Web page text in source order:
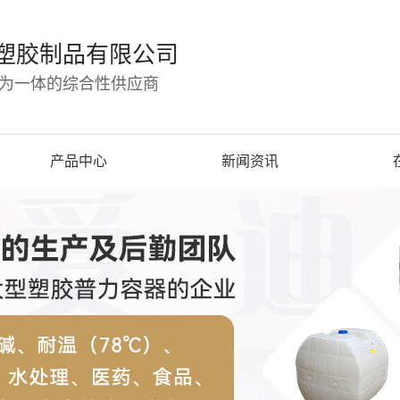
胶制品有限公司
一体的综合性供应商
产品中心 新闻资讯